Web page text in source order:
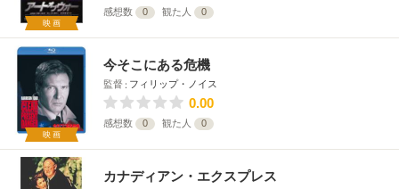
映画
感想数 0 観た人 0
映画
今そこにある危機
監督 フィリップ・ノイス
0.00
感想数 0 観た人 0
カナディアン・エクスプレス